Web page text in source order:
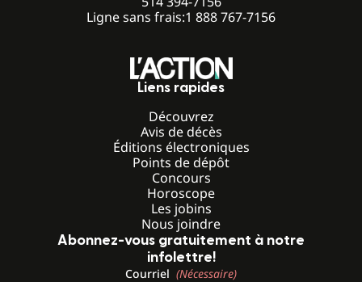
Ligne sans frais:1 888 767-7156
Liens rapides
Découvrez
Avis de décès
Éditions électroniques
Points de dépôt
Concours
Horoscope
Les jobins
Nous joindre
Abonnez-vous gratuitement à notre
infolettre!
Courriel (Nécessaire)